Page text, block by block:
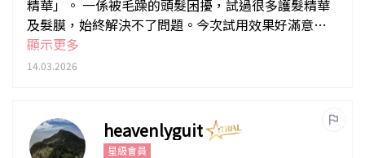
精華」。 一係被毛躁的頭髮困擾，試過很多護髮精華
及髮膜，始終解決不了問題。今次試用效果好滿意，
無論濕頭髮和乾頭髮，使用後頭髮都較容易梳理，而
且摸落去仲好滑，推薦！
顯示更多
14.03.2026
heavenlyguit
星級會員